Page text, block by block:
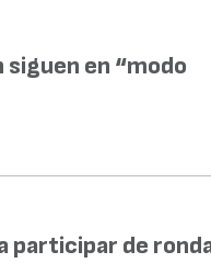
en “modo
participar de